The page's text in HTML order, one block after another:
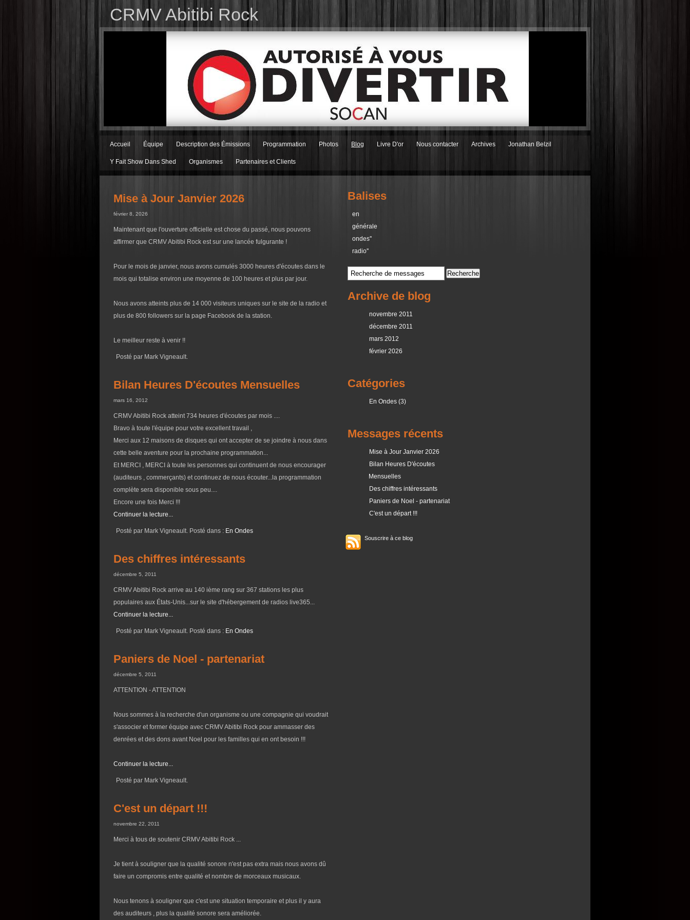
CRMV Abitibi Rock
Accueil Équipe Description des Émissions Programmation Photos Blog Livre D'or Nous contacter Archives Jonathan Belzil
Y Fait Show Dans Shed Organismes Partenaires et Clients
Mise à Jour Janvier 2026
février 8, 2026
Maintenant que l'ouverture officielle est chose du passé, nous pouvons
affirmer que CRMV Abitibi Rock est sur une lancée fulgurante !
Pour le mois de janvier, nous avons cumulés 3000 heures d'écoutes dans le
mois qui totalise environ une moyenne de 100 heures et plus par jour.
Nous avons atteints plus de 14 000 visiteurs uniques sur le site de la radio et
plus de 800 followers sur la page Facebook de la station.
Le meilleur reste à venir !!
Posté par Mark Vigneault.
Bilan Heures D'écoutes Mensuelles
mars 16, 2012
CRMV Abitibi Rock atteint 734 heures d'écoutes par mois ....
Bravo à toute l'équipe pour votre excellent travail ,
Merci aux 12 maisons de disques qui ont accepter de se joindre à nous dans
cette belle aventure pour la prochaine programmation...
Et MERCI , MERCI à toute les personnes qui continuent de nous encourager
(auditeurs , commerçants) et continuez de nous écouter...la programmation
complète sera disponible sous peu....
Encore une fois Merci !!!
Continuer la lecture...
Posté par Mark Vigneault. Posté dans : En Ondes
Des chiffres intéressants
décembre 5, 2011
CRMV Abitibi Rock arrive au 140 ième rang sur 367 stations les plus
populaires aux États-Unis...sur le site d'hébergement de radios live365...
Continuer la lecture...
Posté par Mark Vigneault. Posté dans : En Ondes
Paniers de Noel - partenariat
décembre 5, 2011
ATTENTION - ATTENTION
Nous sommes à la recherche d'un organisme ou une compagnie qui voudrait
s'associer et former équipe avec CRMV Abitibi Rock pour ammasser des
denrées et des dons avant Noel pour les familles qui en ont besoin !!!
Continuer la lecture...
Posté par Mark Vigneault.
C'est un départ !!!
novembre 22, 2011
Merci à tous de soutenir CRMV Abitibi Rock ...
Je tient à souligner que la qualité sonore n'est pas extra mais nous avons dû
faire un compromis entre qualité et nombre de morceaux musicaux.
Nous tenons à souligner que c'est une situation temporaire et plus il y aura
des auditeurs , plus la qualité sonore sera améliorée.
Balises
en
générale
ondes''
radio''
Archive de blog
novembre 2011
décembre 2011
mars 2012
février 2026
Catégories
En Ondes (3)
Messages récents
Mise à Jour Janvier 2026
Bilan Heures D'écoutes
Mensuelles
Des chiffres intéressants
Paniers de Noel - partenariat
C'est un départ !!!
Souscrire à ce blog